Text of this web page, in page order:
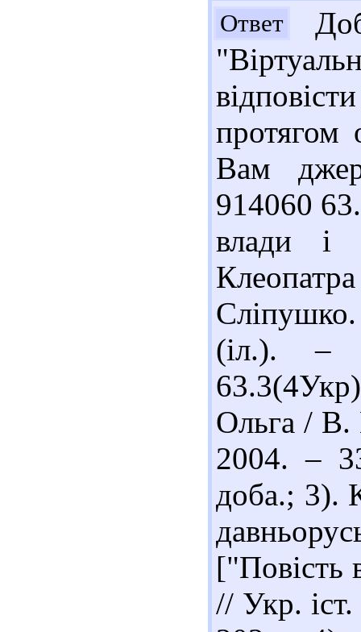
Ответ
протягом
Вам
914060
влади і
(іл.). –
Ольга / В.
2004. –
доба.; 3).
// Укр.